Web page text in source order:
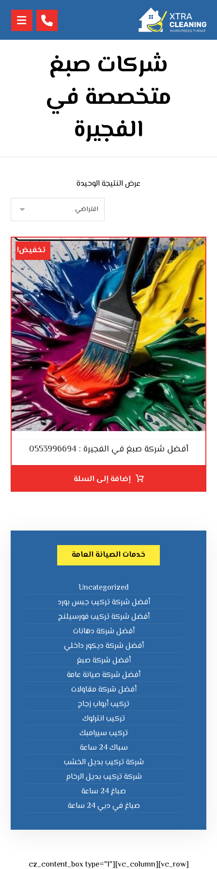
شركات صبغ
متخصصة في
الفجيرة
عرض النتيجة الوحيدة
أفضل شركة صبغ في الفجيرة : 0553996694
$10.00
$5.00 تخفيض!
إضافة إلى السلة
خدمات الصيانة العامة
Uncategorized
أفضل شركة تركيب جبس بورد
أفضل شركة تركيب فورسيلنج
أفضل شركة دهانات
أفضل شركة ديكور داخلي
أفضل شركة صبغ
أفضل شركة صيانة عامة
أفضل شركة مقاولات
تركيب أبواب زجاج
تركيب انترلوك
تركيب سيرامبك
سباك 24 ساعة
شركة تركيب بديل الخشب
شركة تركيب بديل الرخام
صباغ 24 ساعة
صباغ في دبي 24 ساعة
[vc_row][vc_column][cz_content_box type="1"